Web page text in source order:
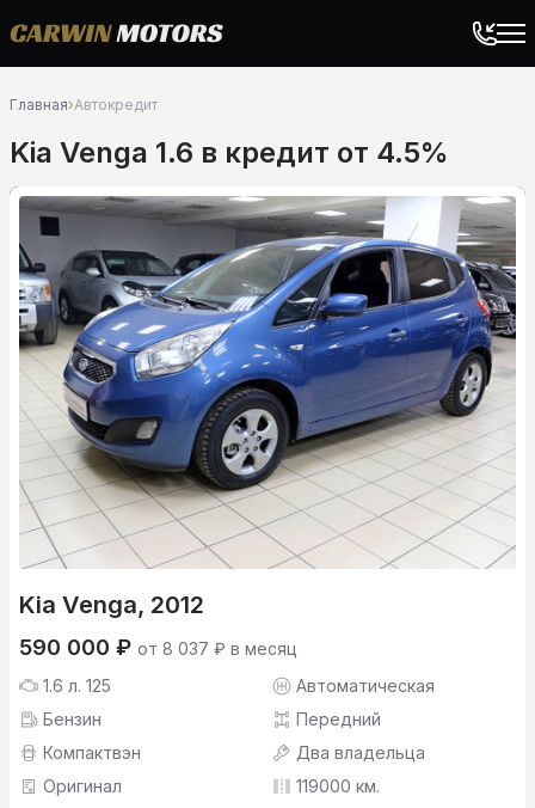
Главная›Автокредит
Kia Venga 1.6 в кредит от 4.5%
Kia Venga, 2012
590 000 ₽ от 8 037 ₽ в месяц
1.6 л. 125
Автоматическая
Бензин
Передний
Компактвэн
Два владельца
Оригинал
119000 км.